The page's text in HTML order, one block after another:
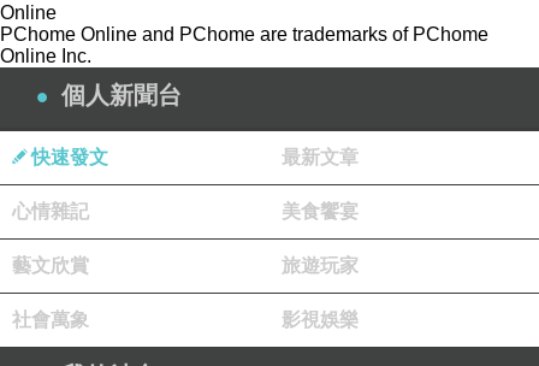
Online
PChome Online and PChome are trademarks of PChome
Online Inc.
個人新聞台
快速發文 最新文章
心情雜記 美食饗宴
藝文欣賞 旅遊玩家
社會萬象 影視娛樂